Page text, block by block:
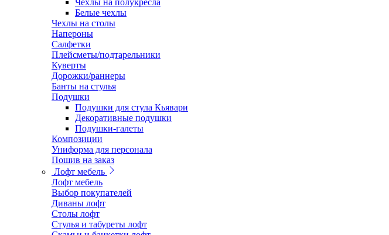
Чехлы на полукресла
Белые чехлы
Чехлы на столы
Напероны
Салфетки
Плейсметы/подтарельники
Куверты
Дорожки/раннеры
Банты на стулья
Подушки
Подушки для стула Кьявари
Декоративные подушки
Подушки-галеты
Композиции
Униформа для персонала
Пошив на заказ
Лофт мебель
Лофт мебель
Выбор покупателей
Диваны лофт
Столы лофт
Стулья и табуреты лофт